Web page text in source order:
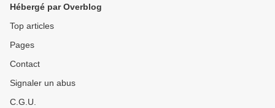
Hébergé par Overblog
Top articles
Pages
Contact
Signaler un abus
C.G.U.